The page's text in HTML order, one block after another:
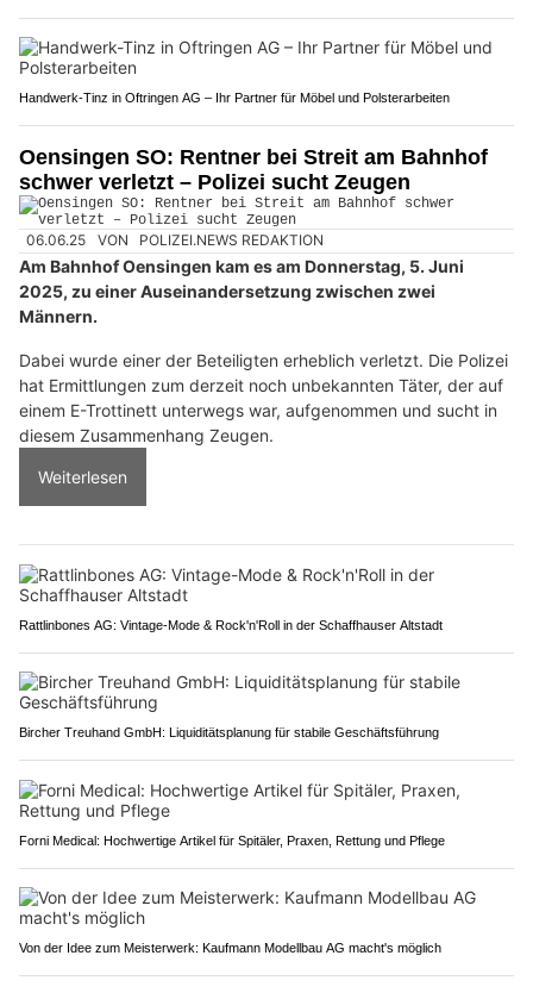
Handwerk-Tinz in Oftringen AG – Ihr Partner für Möbel und Polsterarbeiten
Oensingen SO: Rentner bei Streit am Bahnhof
schwer verletzt – Polizei sucht Zeugen
06.06.25 VON POLIZEI.NEWS REDAKTION
Am Bahnhof Oensingen kam es am Donnerstag, 5. Juni
2025, zu einer Auseinandersetzung zwischen zwei
Männern.
Dabei wurde einer der Beteiligten erheblich verletzt. Die Polizei
hat Ermittlungen zum derzeit noch unbekannten Täter, der auf
einem E-Trottinett unterwegs war, aufgenommen und sucht in
diesem Zusammenhang Zeugen.
Weiterlesen
Rattlinbones AG: Vintage-Mode & Rock'n'Roll in der Schaffhauser Altstadt
Bircher Treuhand GmbH: Liquiditätsplanung für stabile Geschäftsführung
Forni Medical: Hochwertige Artikel für Spitäler, Praxen, Rettung und Pflege
Von der Idee zum Meisterwerk: Kaufmann Modellbau AG macht's möglich